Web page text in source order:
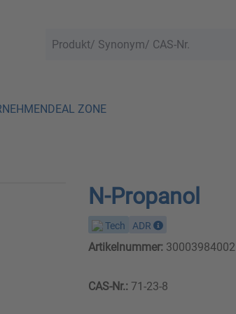
DEAL ZONE
N-Propanol
Tech ADR
Artikelnummer:30003984002
CAS-Nr.:71-23-8